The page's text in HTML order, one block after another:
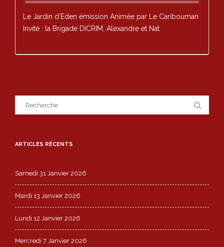
Le Jardin d’Eden émission Animée par Le Caribouman
Invité : la Brigade DICRIM, Alexandre et Nat
ARTICLES RÉCENTS
Samedi 31 Janvier 2026
Mardi 13 Janvier 2026
Lundi 12 Janvier 2026
Mercredi 7 Janvier 2026